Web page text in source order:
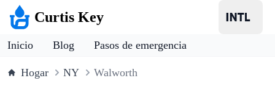
Curtis Key
Inicio Blog Pasos de emergencia
Hogar NY Walworth